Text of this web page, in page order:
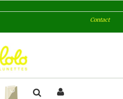
Contact